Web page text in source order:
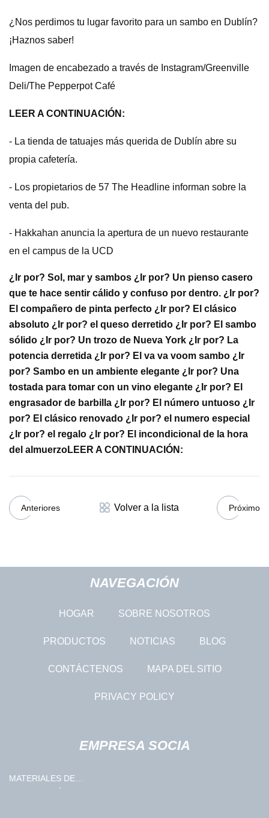
¿Nos perdimos tu lugar favorito para un sambo en Dublín?
¡Haznos saber!
Imagen de encabezado a través de Instagram/Greenville
Deli/The Pepperpot Café
LEER A CONTINUACIÓN:
- La tienda de tatuajes más querida de Dublín abre su
propia cafetería.
- Los propietarios de 57 The Headline informan sobre la
venta del pub.
- Hakkahan anuncia la apertura de un nuevo restaurante
en el campus de la UCD
¿Ir por? Sol, mar y sambos ¿Ir por? Un pienso casero
que te hace sentir cálido y confuso por dentro. ¿Ir por?
El compañero de pinta perfecto ¿Ir por? El clásico
absoluto ¿Ir por? el queso derretido ¿Ir por? El sambo
sólido ¿Ir por? Un trozo de Nueva York ¿Ir por? La
potencia derretida ¿Ir por? El va va voom sambo ¿Ir
por? Sambo en un ambiente elegante ¿Ir por? Una
tostada para tomar con un vino elegante ¿Ir por? El
engrasador de barbilla ¿Ir por? El número untuoso ¿Ir
por? El clásico renovado ¿Ir por? el numero especial
¿Ir por? el regalo ¿Ir por? El incondicional de la hora
del almuerzoLEER A CONTINUACIÓN:
Anteriores Volver a la lista Próximo
NAVEGACIÓN
HOGAR SOBRE NOSOTROS
PRODUCTOS NOTICIAS BLOG
CONTÁCTENOS MAPA DEL SITIO
PRIVACY POLICY
EMPRESA SOCIA
MATERIALES DE